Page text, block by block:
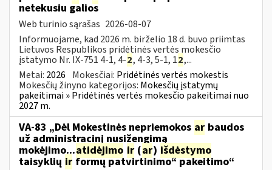
netekusiu galios
Web turinio sąrašas 2026-08-07
Informuojame, kad 2026 m. birželio 18 d. buvo priimtas
Lietuvos Respublikos pridėtinės vertės mokesčio
įstatymo Nr. IX-751 4-1, 4-2, 4-3, 5-1, 12,...
Metai: 2026 Mokesčiai: Pridėtinės vertės mokestis
Mokesčių žinyno kategorijos: Mokesčių įstatymų
pakeitimai » Pridėtinės vertės mokesčio pakeitimai nuo
2027 m.
VA-83 „Dėl Mokestinės nepriemokos ar baudos
už administracinį nusižengimą
mokėjimo...atidėjimo ir (ar) išdėstymo
taisyklių ir formų patvirtinimo“ pakeitimo“